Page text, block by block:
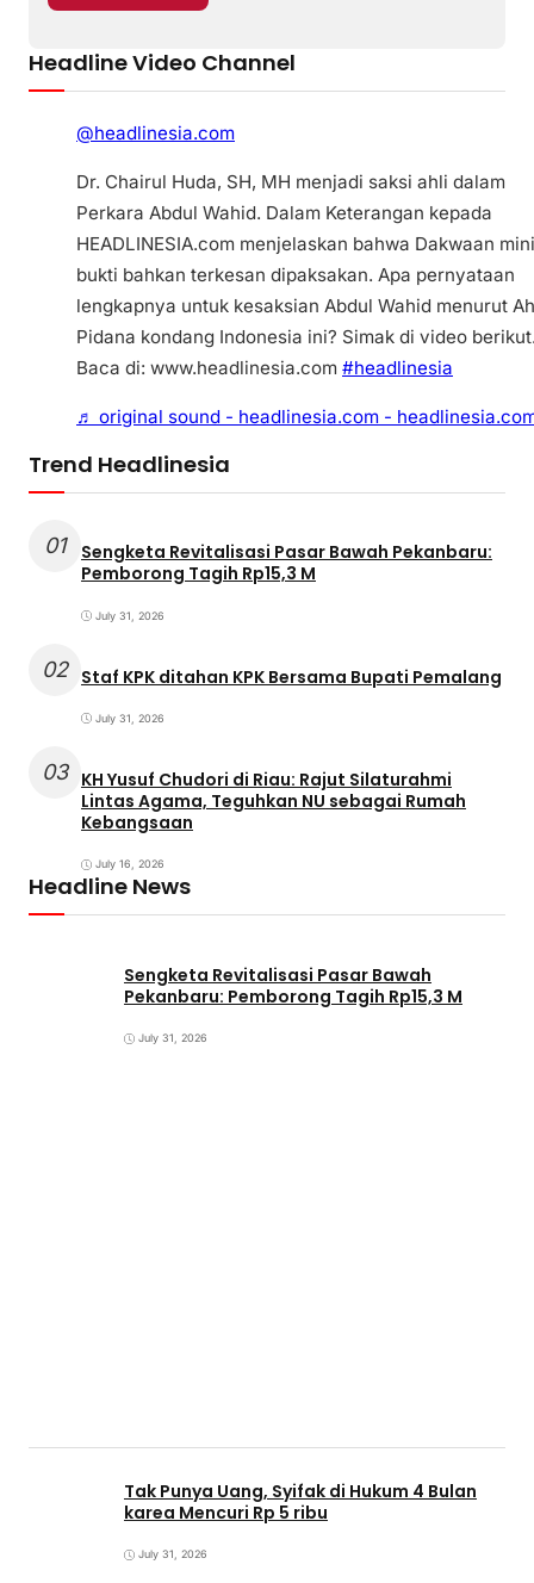
Headline Video Channel
@headlinesia.com
Dr. Chairul Huda, SH, MH menjadi saksi ahli dalam
Perkara Abdul Wahid. Dalam Keterangan kepada
HEADLINESIA.com menjelaskan bahwa Dakwaan
bukti bahkan terkesan dipaksakan. Apa pernyataan
lengkapnya untuk kesaksian Abdul Wahid menurut
Pidana kondang Indonesia ini? Simak di video
Baca di: www.headlinesia.com #headlinesia
♬ original sound - headlinesia.com -
Trend Headlinesia
01
Sengketa Revitalisasi Pasar Bawah Pekanbaru:
Pemborong Tagih Rp15,3 M
July 31, 2026
02 Staf KPK ditahan KPK Bersama Bupati Pemalang
July 31, 2026
03 KH Yusuf Chudori di Riau: Rajut Silaturahmi
Lintas Agama, Teguhkan NU sebagai Rumah
Kebangsaan
July 16, 2026
Headline News
Sengketa Revitalisasi Pasar Bawah
Pekanbaru: Pemborong Tagih Rp15,3 M
July 31, 2026
Tak Punya Uang, Syifak di Hukum 4 Bulan
karea Mencuri Rp 5 ribu
July 31, 2026